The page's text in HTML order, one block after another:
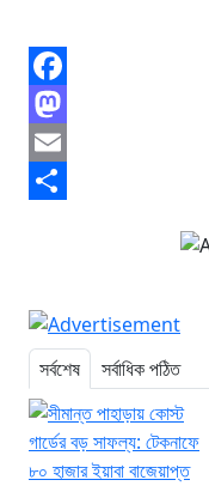
Facebook
Mastodon
Email
সর্বশেষ
সর্বাধিক পঠিত